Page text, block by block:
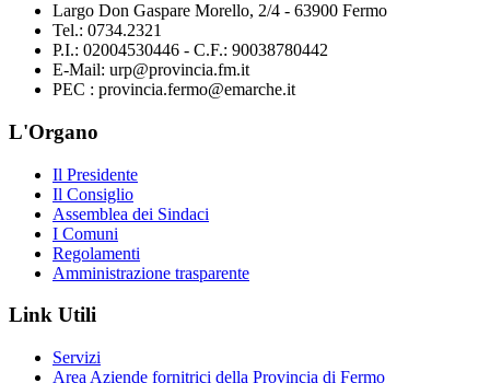
Largo Don Gaspare Morello, 2/4 - 63900 Fermo
Tel.: 0734.2321
P.I.: 02004530446 - C.F.: 90038780442
E-Mail: urp@provincia.fm.it
PEC : provincia.fermo@emarche.it
L'Organo
Il Presidente
Il Consiglio
Assemblea dei Sindaci
I Comuni
Regolamenti
Amministrazione trasparente
Link Utili
Servizi
Area Aziende fornitrici della Provincia di Fermo